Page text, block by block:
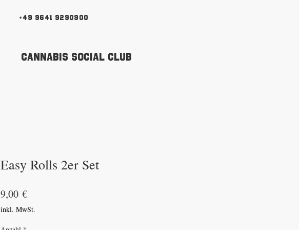
+49 9641 9290900
Cannabis Social Club
Easy Rolls 2er Set
9,00 €Preis
inkl. MwSt.